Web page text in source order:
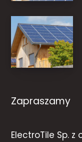
Zapraszamy
ElectroTile Sp. z